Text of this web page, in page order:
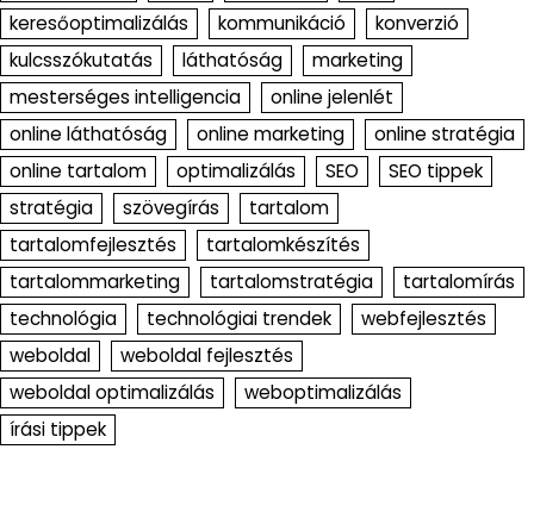
keresőoptimalizálás
kommunikáció
konverzió
kulcsszókutatás
láthatóság
marketing
mesterséges intelligencia
online jelenlét
online láthatóság
online marketing
online stratégia
online tartalom
optimalizálás SEO
SEO tippek
stratégia
szövegírás
tartalom
tartalomfejlesztés
tartalomkészítés
tartalommarketing
tartalomstratégia
tartalomírás
technológia
technológiai trendek
webfejlesztés
weboldal
weboldal fejlesztés
weboldal optimalizálás
weboptimalizálás
írási tippek